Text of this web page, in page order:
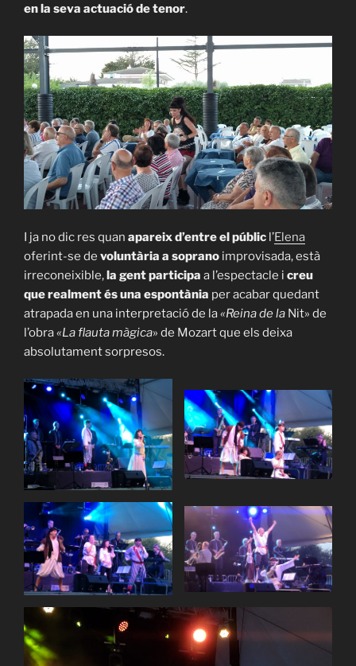
en la seva actuació de tenor.
I ja no dic res quan apareix d’entre el públic l’Elena
oferint-se de voluntària a soprano improvisada, està
irreconeixible,la gent participa a l’espectacle i creu
que realment és una espontània per acabar quedant
atrapada en una interpretació de la«Reina de la Nit» de
l’obra«La flautamàgica» de Mozart que els deixa
absolutament sorpresos.